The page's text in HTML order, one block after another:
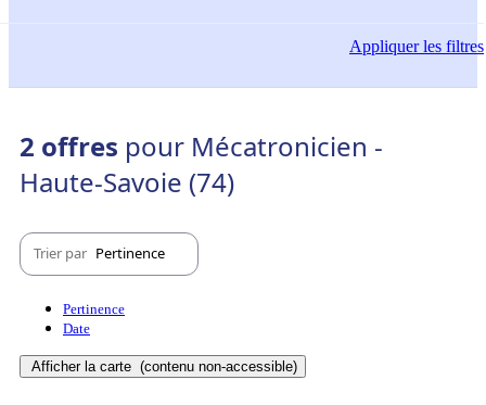
Appliquerles filtres
2 offres pour Mécatronicien -
Haute-Savoie (74)
Trier par Pertinence
Pertinence
Date
Afficher la carte (contenu non-accessible)